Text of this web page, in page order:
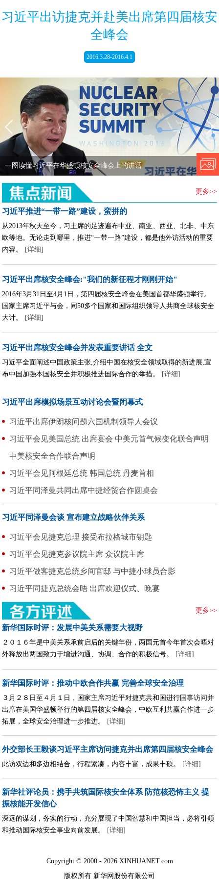
习近平出访捷克并赴美出席第四届核安
全峰会
2016.3.28-2016.4.1
一图读懂习近平在华盛顿核安全峰会上的讲话
更多>>
习近平推进“一带一路”建设，蛮拼的
从2013年秋天至今，习主席的足迹遍布中亚、南亚、西亚、北非、中东
欧等地。无论走到哪里，推进“一带一路”建设，都是他外访活动的重要
内容。
[详细]
习近平出席核安全峰会:"我们的新征程才刚刚开始"
2016年3月31日至4月1日，第四届核安全峰会在美国首都华盛顿举行。
国家主席习近平与会，同50多个国家和国际组织领导人共商全球核安全
大计。
[详细]
习近平出席核安全峰会并发表重要讲话 全文
习近平全面阐述中国政策主张,介绍中国在核安全领域取得的新进展,宣
布中国加强本国核安全并积极推进国际合作的举措。
[详细]
习近平出席模拟场景互动讨论会暨闭幕式
习近平出席伊朗核问题六国机制领导人会议
习近平会见美国总统 出席宴会 中美元首气候变化联合声明
中美核安全合作联合声明
习近平会见阿根廷总统 韩国总统 丹麦首相
习近平同泽曼共同出席中捷经贸合作圆桌会
习近平同泽曼会谈 宣布建立战略伙伴关系
习近平会见捷克总理 接受布拉格城市钥匙
习近平会见捷克参议院主席 众议院主席
习近平做客捷克总统乡间官邸与中捷小球员合影
习近平同捷克总统会晤 出席欢迎仪式 晚宴
更多>>
新华国际时评：发展中美关系需要大视野
２０１６年是中美关系承前启后的关键年份，两国元首今年首次会晤对
外释放出两国致力于增进沟通、协调、合作的积极信号。
[详细]
新华国际时评：推动中欧合作共赢 完善全球安全治理
３月２８日至４月１日，国家主席习近平对捷克共和国进行国事访问并
出席在美国华盛顿举行的第四届核安全峰会，中欧互利共赢合作进一步
拓展，全球安全治理进一步推进。
[详细]
外交部长王毅谈习近平主席访问捷克并出席第四届核安全峰会
此访双边和多边相结合，行程紧凑，内容丰富，成果丰硕。 [详细]
新华社评论员：携手共筑国际核安全体系 防范核恐怖主义 提
振核能开发信心
深远的谋划，务实的行动，充分展现了中国智慧和中国担当，必将引领
和推动国际核安全事业向前发展。
[详细]
Copyright © 2000 - 2026 XINHUANET.com
版权所有 新华网股份有限公司